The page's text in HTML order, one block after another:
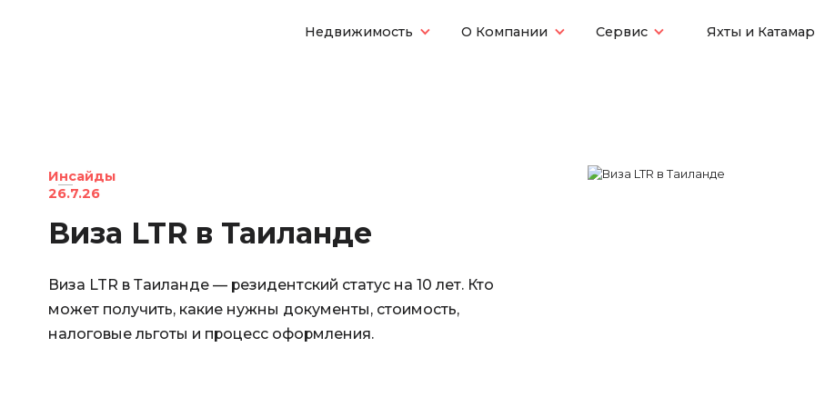
Недвижимость О Компании Сервис Яхты и
Инсайды
26.7.26
Виза LTR в Таиланде
Виза LTR в Таиланде — резидентский статус на 10 лет. Кто
может получить, какие нужны документы, стоимость,
налоговые льготы и процесс оформления.